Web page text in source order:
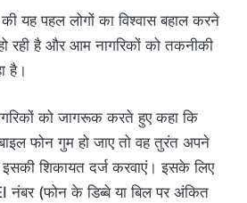
यह पहल लोगों का विश्वास बहाल करने
रही है और आम नागरिकों को तकनीकी
है।
को जागरूक करते हुए कहा कि
फोन गुम हो जाए तो वह तुरंत अपने
शिकायत दर्ज करवाएं। इसके लिए
नंबर (फोन के डिब्बे या बिल पर अंकित